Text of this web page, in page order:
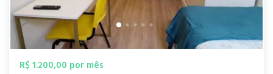
R$ 1.200,00 por mês